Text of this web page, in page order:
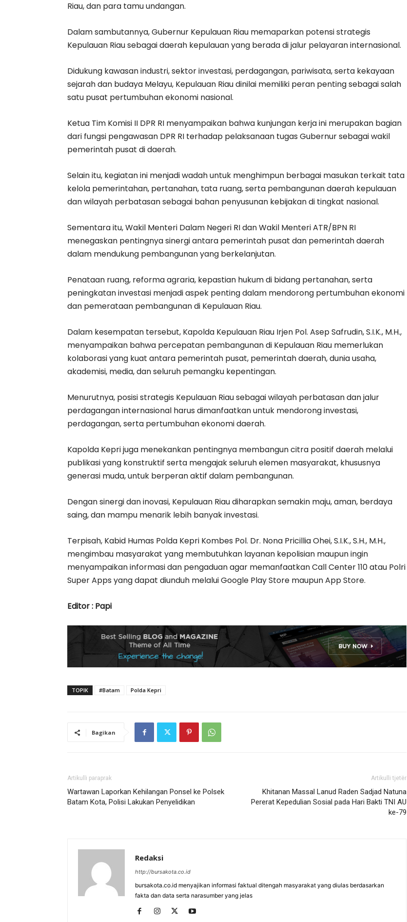
Riau, dan para tamu undangan.
Dalam sambutannya, Gubernur Kepulauan Riau memaparkan potensi strategis
Kepulauan Riau sebagai daerah kepulauan yang berada di jalur pelayaran internasional.
Didukung kawasan industri, sektor investasi, perdagangan, pariwisata, serta kekayaan
sejarah dan budaya Melayu, Kepulauan Riau dinilai memiliki peran penting sebagai salah
satu pusat pertumbuhan ekonomi nasional.
Ketua Tim Komisi II DPR RI menyampaikan bahwa kunjungan kerja ini merupakan bagian
dari fungsi pengawasan DPR RI terhadap pelaksanaan tugas Gubernur sebagai wakil
pemerintah pusat di daerah.
Selain itu, kegiatan ini menjadi wadah untuk menghimpun berbagai masukan terkait tata
kelola pemerintahan, pertanahan, tata ruang, serta pembangunan daerah kepulauan
dan wilayah perbatasan sebagai bahan penyusunan kebijakan di tingkat nasional.
Sementara itu, Wakil Menteri Dalam Negeri RI dan Wakil Menteri ATR/BPN RI
menegaskan pentingnya sinergi antara pemerintah pusat dan pemerintah daerah
dalam mendukung pembangunan yang berkelanjutan.
Penataan ruang, reforma agraria, kepastian hukum di bidang pertanahan, serta
peningkatan investasi menjadi aspek penting dalam mendorong pertumbuhan ekonomi
dan pemerataan pembangunan di Kepulauan Riau.
Dalam kesempatan tersebut, Kapolda Kepulauan Riau Irjen Pol. Asep Safrudin, S.I.K., M.H.,
menyampaikan bahwa percepatan pembangunan di Kepulauan Riau memerlukan
kolaborasi yang kuat antara pemerintah pusat, pemerintah daerah, dunia usaha,
akademisi, media, dan seluruh pemangku kepentingan.
Menurutnya, posisi strategis Kepulauan Riau sebagai wilayah perbatasan dan jalur
perdagangan internasional harus dimanfaatkan untuk mendorong investasi,
perdagangan, serta pertumbuhan ekonomi daerah.
Kapolda Kepri juga menekankan pentingnya membangun citra positif daerah melalui
publikasi yang konstruktif serta mengajak seluruh elemen masyarakat, khususnya
generasi muda, untuk berperan aktif dalam pembangunan.
Dengan sinergi dan inovasi, Kepulauan Riau diharapkan semakin maju, aman, berdaya
saing, dan mampu menarik lebih banyak investasi.
Terpisah, Kabid Humas Polda Kepri Kombes Pol. Dr. Nona Pricillia Ohei, S.I.K., S.H., M.H.,
mengimbau masyarakat yang membutuhkan layanan kepolisian maupun ingin
menyampaikan informasi dan pengaduan agar memanfaatkan Call Center 110 atau Polri
Super Apps yang dapat diunduh melalui Google Play Store maupun App Store.
Editor : Papi
TOPIK #Batam Polda Kepri
Bagikan
Artikulli paraprak
Wartawan Laporkan Kehilangan Ponsel ke Polsek
Batam Kota, Polisi Lakukan Penyelidikan
Artikulli tjetër
Khitanan Massal Lanud Raden Sadjad Natuna
Pererat Kepedulian Sosial pada Hari Bakti TNI AU
ke-79
Redaksi
http://bursakota.co.id
bursakota.co.id menyajikan informasi faktual ditengah masyarakat yang diulas berdasarkan
fakta dan data serta narasumber yang jelas